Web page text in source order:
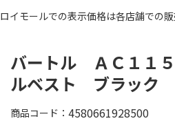
ロイモールでの表示価格は各店舗での
バートル ＡＣ１１
ルベスト ブラック
商品コード 4580661928500